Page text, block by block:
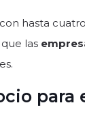
hasta
las
para